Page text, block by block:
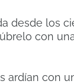
desde los
con
ardían con